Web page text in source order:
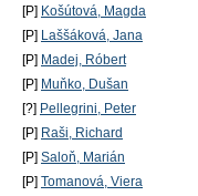
[P] Košútová, Magda
[P] Laššáková, Jana
[P] Madej, Róbert
[P] Muňko, Dušan
[?] Pellegrini, Peter
[P] Raši, Richard
[P] Saloň, Marián
[P] Tomanová, Viera